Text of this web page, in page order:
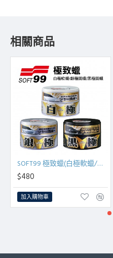
相關商品
SOFT99 極致蠟(白極軟蠟/銀極固蠟/黑極固蠟)200g
$480
加入購物車